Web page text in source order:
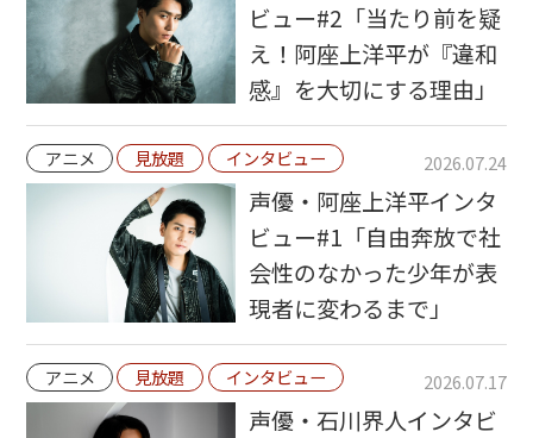
ビュー#2「当たり前を疑
え！阿座上洋平が『違和
感』を大切にする理由」
アニメ 見放題 インタビュー 2026.07.24
声優・阿座上洋平インタ
ビュー#1「自由奔放で社
会性のなかった少年が表
現者に変わるまで」
アニメ 見放題 インタビュー 2026.07.17
声優・石川界人インタビ